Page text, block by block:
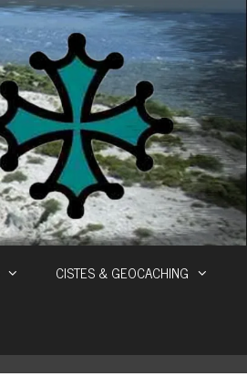
CISTES & GEOCACHING